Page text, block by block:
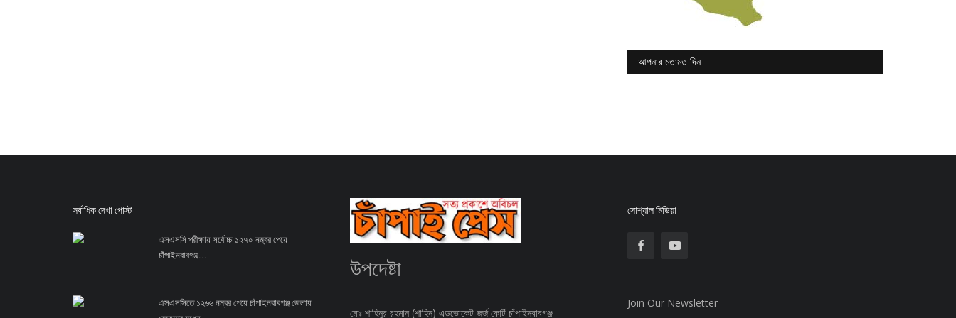
আপনার মতামত দিন
সর্বাধিক দেখা পোস্ট
এসএসসি পরীক্ষায় সর্বোচ্চ ১২৭০ নম্বর পেয়ে
চাঁপাইনবাবগঞ্জ...
এসএসসিতে ১২৬৬ নম্বর পেয়ে চাঁপাইনবাবগঞ্জ জেলায়
উপদেষ্টা
মোঃ শাহিনুর রহমান (শাহিন) এডভোকেট জর্জ কোর্ট চাঁপাইনবাবগঞ্জ
সোশ্যাল মিডিয়া
Join Our Newsletter